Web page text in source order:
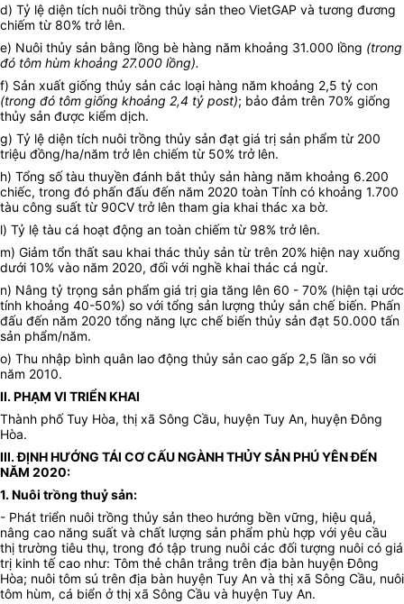
d) Tỷ lệ diện tích nuôi trồng thủy sản theo VietGAP và tương đương
chiếm từ 80% trở lên.
e) Nuôi thủy sản bằng lồng bè hàng năm khoảng 31.000 lồng (trong
đó tôm hùm khoảng 27.000 lồng).
f) Sản xuất giống thủy sản các loại hàng năm khoảng 2,5 tỷ con
(trong đó tôm giống khoảng 2,4 tỷ post); bảo đảm trên 70% giống
thủy sản được kiểm dịch.
g) Tỷ lệ diện tích nuôi trồng thủy sản đạt giá trị sản phẩm từ 200
triệu đồng/ha/năm trở lên chiếm từ 50% trở lên.
h) Tổng số tàu thuyền đánh bắt thủy sản hàng năm khoảng 6.200
chiếc, trong đó phấn đấu đến năm 2020 toàn Tỉnh có khoảng 1.700
tàu công suất từ 90CV trở lên tham gia khai thác xa bờ.
l) Tỷ lệ tàu cá hoạt động an toàn chiếm từ 98% trở lên.
m) Giảm tổn thất sau khai thác thủy sản từ trên 20% hiện nay xuống
dưới 10% vào năm 2020, đối với nghề khai thác cá ngừ.
n) Nâng tỷ trọng sản phẩm giá trị gia tăng lên 60 - 70% (hiện tại ước
tính khoảng 40-50%) so với tổng sản lượng thủy sản chế biến. Phấn
đấu đến năm 2020 tổng năng lực chế biến thủy sản đạt 50.000 tấn
sản phẩm/năm.
o) Thu nhập bình quân lao động thủy sản cao gấp 2,5 lần so với
năm 2010.
II. PHẠM VI TRIỂN KHAI
Thành phố Tuy Hòa, thị xã Sông Cầu, huyện Tuy An, huyện Đông
Hòa.
III. ĐỊNH HƯỚNG TÁI CƠ CẤU NGÀNH THỦY SẢN PHÚ YÊN ĐẾN
NĂM 2020:
1. Nuôi trồng thuỷ sản:
- Phát triển nuôi trồng thủy sản theo hướng bền vững, hiệu quả,
nâng cao năng suất và chất lượng sản phẩm phù hợp với yêu cầu
thị trường tiêu thụ, trong đó tập trung nuôi các đối tượng nuôi có giá
trị kinh tế cao như: Tôm thẻ chân trắng trên địa bàn huyện Đông
Hòa; nuôi tôm sú trên địa bàn huyện Tuy An và thị xã Sông Cầu, nuôi
tôm hùm, cá biển ở thị xã Sông Cầu và huyện Tuy An.